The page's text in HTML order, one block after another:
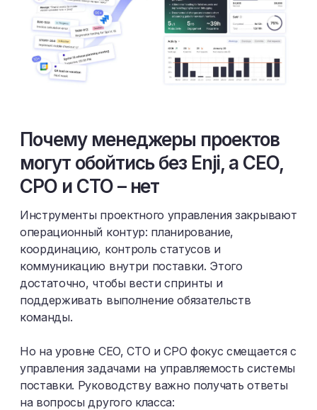
Почему менеджеры проектов
могут обойтись без Enji, а CEO,
CPO и CTO – нет
Инструменты проектного управления закрывают
операционный контур: планирование,
координацию, контроль статусов и
коммуникацию внутри поставки. Этого
достаточно, чтобы вести спринты и
поддерживать выполнение обязательств
команды.
Но на уровне CEO, CTO и CPO фокус смещается с
управления задачами на управляемость системы
поставки. Руководству важно получать ответы
на вопросы другого класса: